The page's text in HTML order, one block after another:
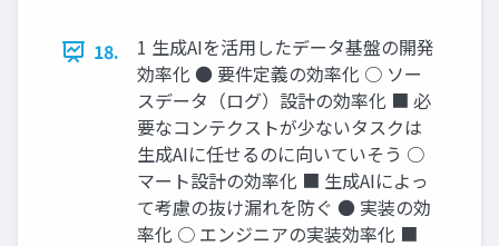
18.
1 生成AIを活用したデータ基盤の開発
効率化 ● 要件定義の効率化 ○ ソー
スデータ（ログ）設計の効率化 ■ 必
要なコンテクストが少ないタスクは
生成AIに任せるのに向いていそう ○
マート設計の効率化 ■ 生成AIによっ
て考慮の抜け漏れを防ぐ ● 実装の効
率化 ○ エンジニアの実装効率化 ■